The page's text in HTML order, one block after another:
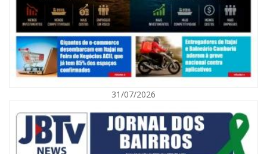
Defesa Civil de Itajaí alerta para chuva, ventos fortes e queda de
temperatura
ITAJAÍ
31/07/2026